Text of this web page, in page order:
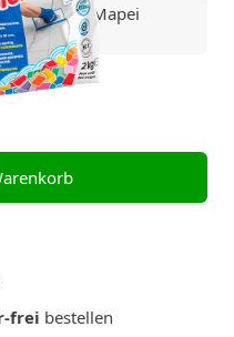
von Mapei
frei bestellen